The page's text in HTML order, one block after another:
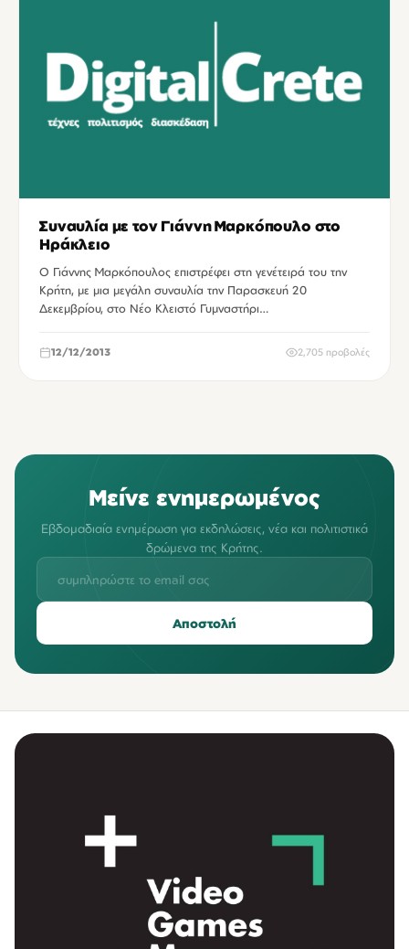
Συναυλία με τον Γιάννη Μαρκόπουλο στο
Ηράκλειο
Ο Γιάννης Μαρκόπουλος επιστρέφει στη γενέτειρά του την
Κρήτη, με μια μεγάλη συναυλία την Παρασκευή 20
Δεκεμβρίου, στο Νέο Κλειστό Γυμναστήρι…
12/12/2013 2,705 προβολές
Μείνε ενημερωμένος
Εβδομαδιαία ενημέρωση για εκδηλώσεις, νέα και πολιτιστικά
δρώμενα της Κρήτης.
Αποστολή